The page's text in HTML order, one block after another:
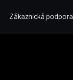
Zákaznická podpora